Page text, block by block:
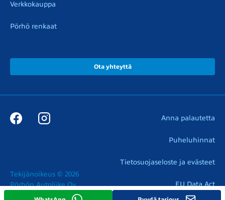
Verkkokauppa
Pörhö renkaat
Ota yhteyttä
Tekijänoikeus © 2026
Pörhön Autoliike Oy
Anna palautetta
Puheluhinnat
Tietosuojaseloste ja evästeet
EU Data Act